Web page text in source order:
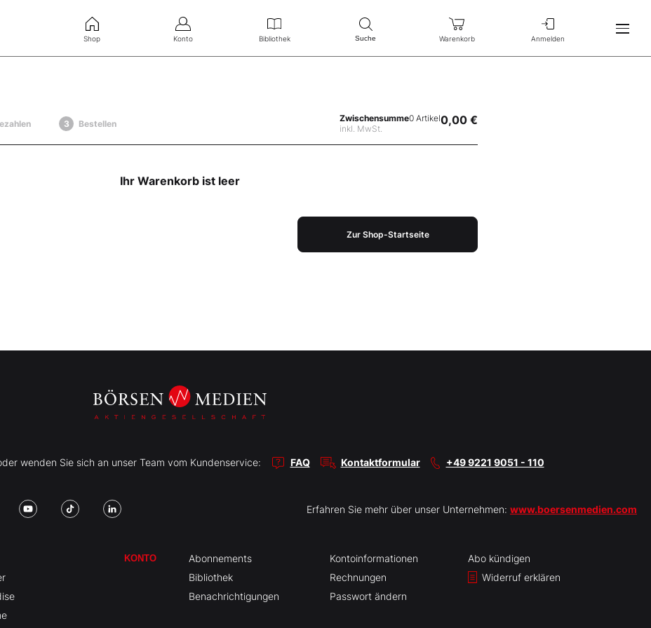
Shop Konto Bibliothek Suche Warenkorb Anmelden
Bestellen
Zwischensumme
inkl. MwSt.
0 Artikel0,00 €
Ihr Warenkorb ist leer
Zur Shop-Startseite
wenden Sie sich an unser Team vom Kundenservice: FAQ Kontaktformular +49 9221 9051 - 110
Erfahren Sie mehr über unser Unternehmen: www.boersenmedien.com
KONTO
Abonnements
Bibliothek
Benachrichtigungen
Kontoinformationen
Rechnungen
Passwort ändern
Abo kündigen
Widerruf erklären